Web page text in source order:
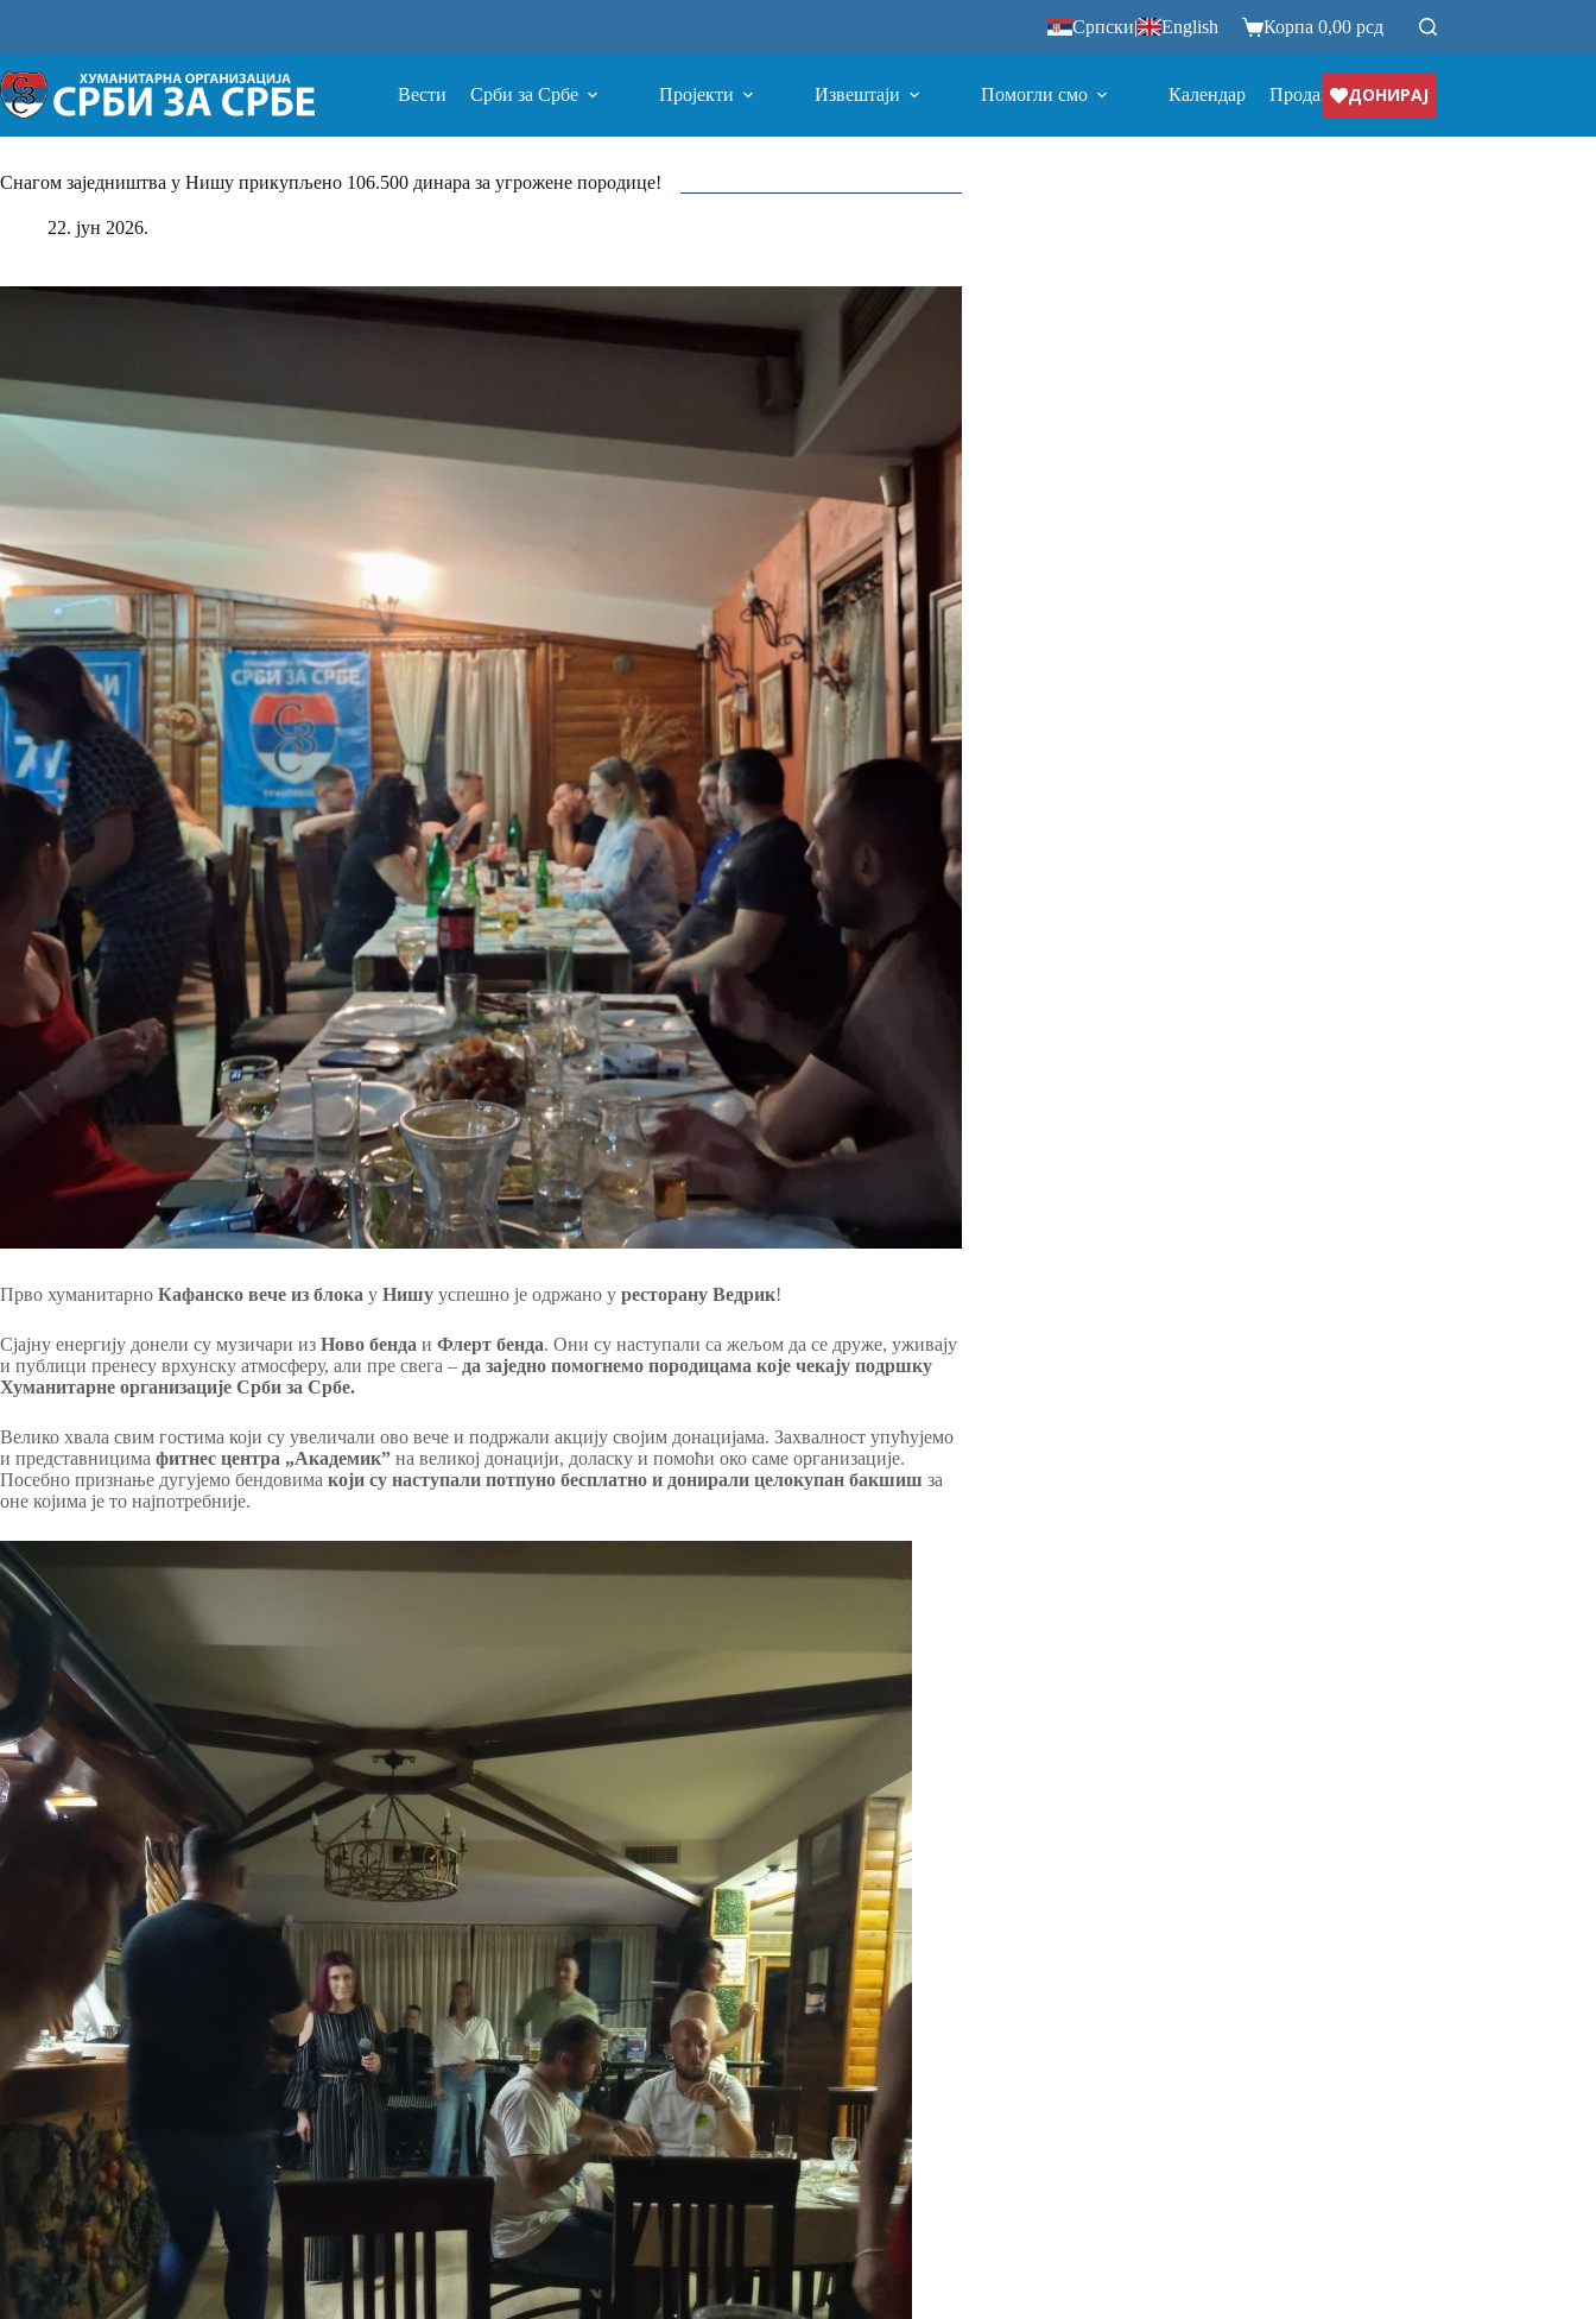
Српски| English Корпа 0,00 рсд
Вести Срби за Србе Пројекти Извештаји Помогли смо Календар ПродавницаДОНИРАЈ
Снагом заједништва у Нишу прикупљено 106.500 динара за угрожене породице!
22. јун 2026.
Прво хуманитарно Кафанско вече из блока у Нишу успешно је одржано у ресторану Ведрик!
Сјајну енергију донели су музичари из Ново бенда и Флерт бенда. Они су наступали са жељом да се друже, уживају
и публици пренесу врхунску атмосферу, али пре свега – да заједно помогнемо породицама које чекају подршку
Хуманитарне организације Срби за Србе.
Велико хвала свим гостима који су увеличали ово вече и подржали акцију својим донацијама. Захвалност упућујемо
и представницима фитнес центра „Академик” на великој донацији, доласку и помоћи око саме организације.
Посебно признање дугујемо бендовима који су наступали потпуно бесплатно и донирали целокупан бакшиш за
оне којима је то најпотребније.